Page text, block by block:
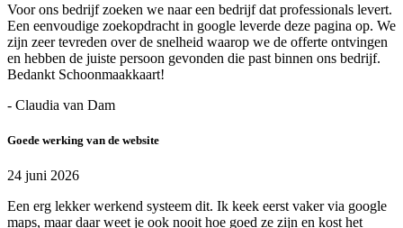
Voor ons bedrijf zoeken we naar een bedrijf dat professionals levert.
Een eenvoudige zoekopdracht in google leverde deze pagina op. We
zijn zeer tevreden over de snelheid waarop we de offerte ontvingen
en hebben de juiste persoon gevonden die past binnen ons bedrijf.
Bedankt Schoonmaakkaart!
- Claudia van Dam
Goede werking van de website
24 juni 2026
Een erg lekker werkend systeem dit. Ik keek eerst vaker via google
maps, maar daar weet je ook nooit hoe goed ze zijn en kost het